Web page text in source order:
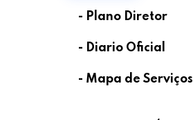
- Plano Diretor
- Diario Oficial
- Mapa de Serviços